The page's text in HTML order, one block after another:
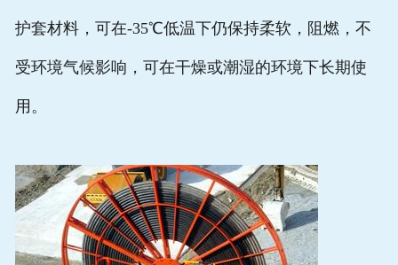
护套材料，可在-35℃低温下仍保持柔软，阻燃，不
受环境气候影响，可在干燥或潮湿的环境下长期使
用。